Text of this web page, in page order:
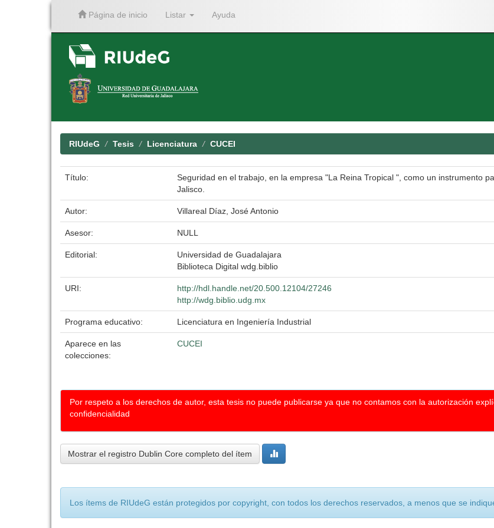
Página de inicio Listar Ayuda
RIUdeG Tesis Licenciatura CUCEI
Título:
Seguridad en el trabajo, en la empresa "La Reina Tropical ", como un instrumento
Jalisco.
Autor: Villareal Díaz, José Antonio
Asesor: NULL
Editorial:
Universidad de Guadalajara
Biblioteca Digital wdg.biblio
URI:
http://hdl.handle.net/20.500.12104/27246
http://wdg.biblio.udg.mx
Programa educativo: Licenciatura en Ingeniería Industrial
Aparece en las
colecciones:
CUCEI
Por respeto a los derechos de autor, esta tesis no puede publicarse ya que no contamos con la autorización
confidencialidad
Mostrar el registro Dublin Core completo del ítem
Los ítems de RIUdeG están protegidos por copyright, con todos los derechos reservados, a menos que se